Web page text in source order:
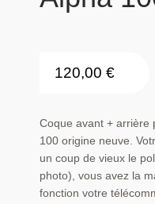
120,00 €
Coque avant + arrière
100 origine neuve.
un coup de vieux le
photo), vous avez la
fonction votre